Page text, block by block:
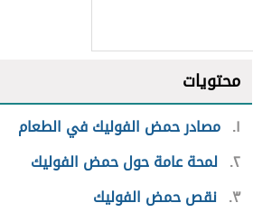
محتويات
١ مصادر حمض الفوليك في الطعام
٢ لمحة عامة حول حمض الفوليك
٣ نقص حمض الفوليك